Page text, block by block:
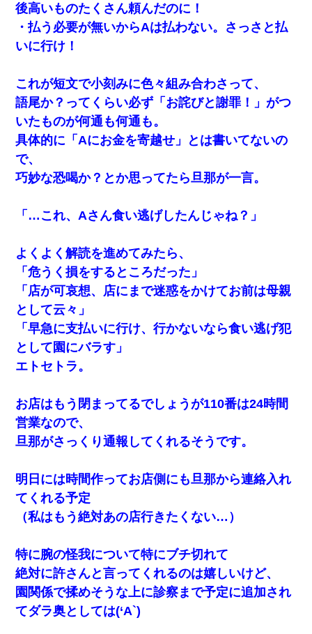
後高いものたくさん頼んだのに！
・払う必要が無いからAは払わない。さっさと払
いに行け！
これが短文で小刻みに色々組み合わさって、
語尾か？ってくらい必ず「お詫びと謝罪！」がつ
いたものが何通も何通も。
具体的に「Aにお金を寄越せ」とは書いてないの
で、
巧妙な恐喝か？とか思ってたら旦那が一言。
「…これ、Aさん食い逃げしたんじゃね？」
よくよく解読を進めてみたら、
「危うく損をするところだった」
「店が可哀想、店にまで迷惑をかけてお前は母親
として云々」
「早急に支払いに行け、行かないなら食い逃げ犯
として園にバラす」
エトセトラ。
お店はもう閉まってるでしょうが110番は24時間
営業なので、
旦那がさっくり通報してくれるそうです。
明日には時間作ってお店側にも旦那から連絡入れ
てくれる予定
（私はもう絶対あの店行きたくない…）
特に腕の怪我について特にブチ切れて
絶対に許さんと言ってくれるのは嬉しいけど、
園関係で揉めそうな上に診察まで予定に追加され
てダラ奥としては(‘A`)